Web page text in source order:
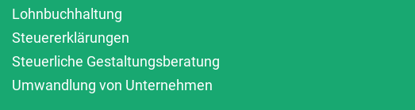
Lohnbuchhaltung
Steuererklärungen
Steuerliche Gestaltungsberatung
Umwandlung von Unternehmen